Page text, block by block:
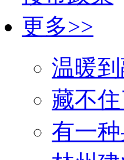
更多>>
温暖
藏不
有一